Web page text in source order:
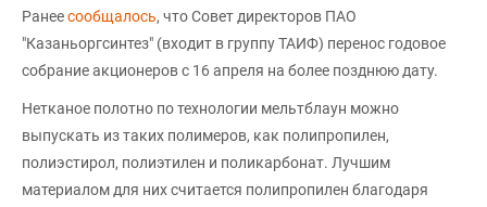
Ранеесообщалось, что Совет директоров ПАО
"Казаньоргсинтез" (входит в группу ТАИФ) перенос годовое
собрание акционеров с 16 апреля на более позднюю дату.
Нетканое полотно по технологии мельтблаун можно
выпускать из таких полимеров, как полипропилен,
полиэстирол, полиэтилен и поликарбонат. Лучшим
материалом для них считается полипропилен благодаря